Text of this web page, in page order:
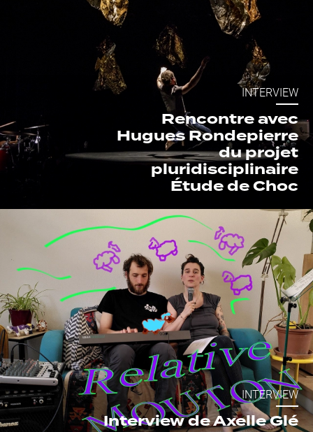
INTERVIEW
Rencontre avec
Hugues Rondepierre
du projet
pluridisciplinaire
Étude de Choc
INTERVIEW
Interview de Axelle Glé